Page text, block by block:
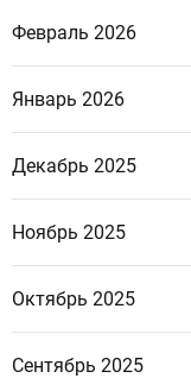
Февраль 2026
Январь 2026
Декабрь 2025
Ноябрь 2025
Октябрь 2025
Сентябрь 2025